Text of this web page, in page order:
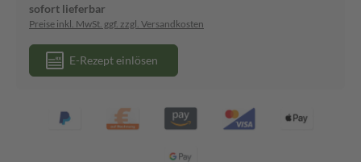
sofort lieferbar
Preise inkl. MwSt. ggf. zzgl. Versandkosten
E-Rezept einlösen